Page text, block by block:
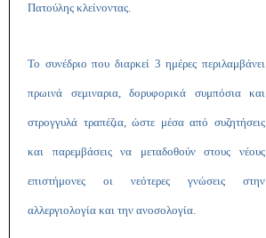
Πατούλης κλείνοντας.
Το συνέδριο που διαρκεί 3 ημέρες περιλαμβάνει
πρωινά σεμιναρια, δορυφορικά συμπόσια και
στρογγυλά τραπέζια, ώστε μέσα από συζητήσεις
και παρεμβάσεις να μεταδοθούν στους νέους
επιστήμονες οι νεότερες γνώσεις στην
αλλεργιολογία και την ανοσολογία.